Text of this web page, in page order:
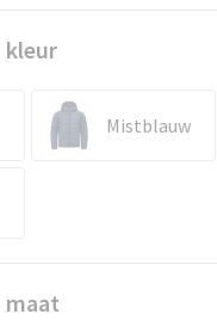
kleur
Mistblauw
maat